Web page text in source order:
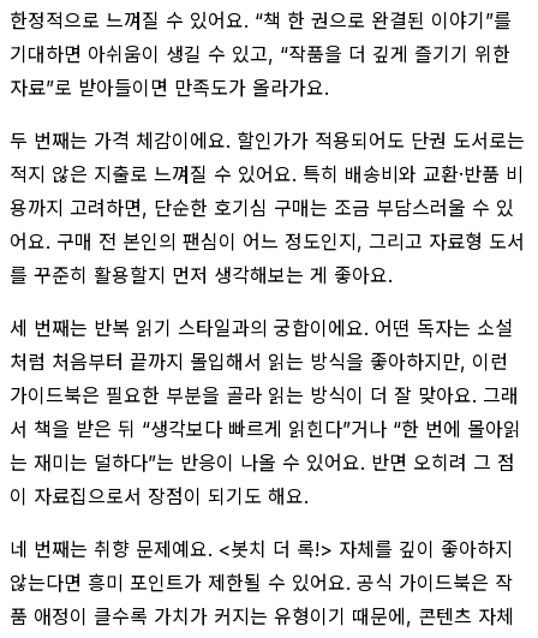
한정적으로 느껴질 수 있어요. “책 한 권으로 완결된 이야기”를
기대하면 아쉬움이 생길 수 있고, “작품을 더 깊게 즐기기 위한
자료”로 받아들이면 만족도가 올라가요.
두 번째는 가격 체감이에요. 할인가가 적용되어도 단권 도서로는
적지 않은 지출로 느껴질 수 있어요. 특히 배송비와 교환·반품 비
용까지 고려하면, 단순한 호기심 구매는 조금 부담스러울 수 있
어요. 구매 전 본인의 팬심이 어느 정도인지, 그리고 자료형 도서
를 꾸준히 활용할지 먼저 생각해보는 게 좋아요.
세 번째는 반복 읽기 스타일과의 궁합이에요. 어떤 독자는 소설
처럼 처음부터 끝까지 몰입해서 읽는 방식을 좋아하지만, 이런
가이드북은 필요한 부분을 골라 읽는 방식이 더 잘 맞아요. 그래
서 책을 받은 뒤 “생각보다 빠르게 읽힌다”거나 “한 번에 몰아읽
는 재미는 덜하다”는 반응이 나올 수 있어요. 반면 오히려 그 점
이 자료집으로서 장점이 되기도 해요.
네 번째는 취향 문제예요. <봇치 더 록!> 자체를 깊이 좋아하지
않는다면 흥미 포인트가 제한될 수 있어요. 공식 가이드북은 작
품 애정이 클수록 가치가 커지는 유형이기 때문에, 콘텐츠 자체